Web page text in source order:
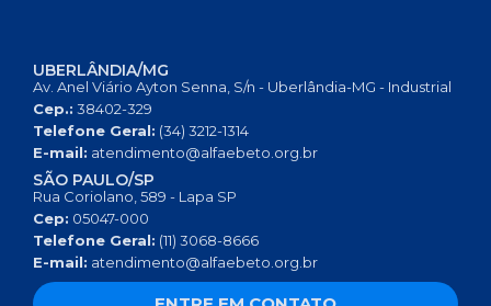
38402-329
Telefone Geral:(34) 3212-1314
E-mail:atendimento@alfaebeto.org.br
SÃO PAULO/SP
Rua Coriolano, 589 - Lapa SP
Cep:
05047-000
Telefone Geral:(11) 3068-8666
E-mail:atendimento@alfaebeto.org.br
ENTRE EM CONTATO